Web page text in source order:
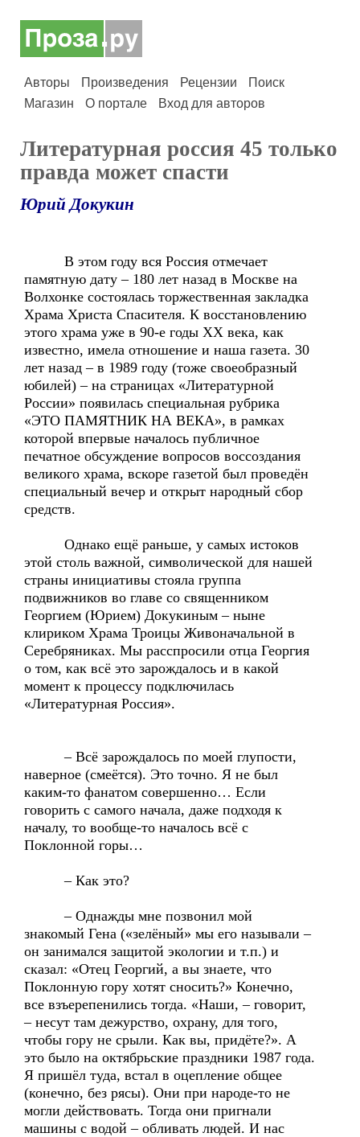
Авторы Произведения Рецензии
Поиск
Магазин
О портале Вход для авторов
Литературная россия 45 только
правда может спасти
Юрий Докукин
В этом году вся Россия отмечает
памятную дату – 180 лет назад в Москве на
Волхонке состоялась торжественная закладка
Храма Христа Спасителя. К восстановлению
этого храма уже в 90-е годы XX века, как
известно, имела отношение и наша газета. 30
лет назад – в 1989 году (тоже своеобразный
юбилей) – на страницах «Литературной
России» появилась специальная рубрика
«ЭТО ПАМЯТНИК НА ВЕКА», в рамках
которой впервые началось публичное
печатное обсуждение вопросов воссоздания
великого храма, вскоре газетой был проведён
специальный вечер и открыт народный сбор
средств.
Однако ещё раньше, у самых истоков
этой столь важной, символической для нашей
страны инициативы стояла группа
подвижников во главе со священником
Георгием (Юрием) Докукиным – ныне
клириком Храма Троицы Живоначальной в
Серебряниках. Мы расспросили отца Георгия
о том, как всё это зарождалось и в какой
момент к процессу подключилась
«Литературная Россия».
– Всё зарождалось по моей глупости,
наверное (смеётся). Это точно. Я не был
каким-то фанатом совершенно… Если
говорить с самого начала, даже подходя к
началу, то вообще-то началось всё с
Поклонной горы…
– Как это?
– Однажды мне позвонил мой
знакомый Гена («зелёный» мы его называли –
он занимался защитой экологии и т.п.) и
сказал: «Отец Георгий, а вы знаете, что
Поклонную гору хотят сносить?» Конечно,
все взъерепенились тогда. «Наши, – говорит,
– несут там дежурство, охрану, для того,
чтобы гору не срыли. Как вы, придёте?». А
это было на октябрьские праздники 1987 года.
Я пришёл туда, встал в оцепление общее
(конечно, без рясы). Они при народе-то не
могли действовать. Тогда они пригнали
машины с водой – обливать людей. И нас